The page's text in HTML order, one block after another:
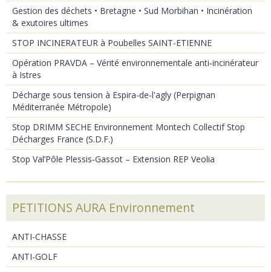
Gestion des déchets • Bretagne • Sud Morbihan • Incinération
& exutoires ultimes
STOP INCINERATEUR à Poubelles SAINT-ETIENNE
Opération PRAVDA – Vérité environnementale anti‑incinérateur
à Istres
Décharge sous tension à Espira-de-l'agly (Perpignan
Méditerranée Métropole)
Stop DRIMM SECHE Environnement Montech Collectif Stop
Décharges France (S.D.F.)
Stop Val’Pôle Plessis‑Gassot – Extension REP Veolia
PETITIONS AURA Environnement
ANTI-CHASSE
ANTI-GOLF